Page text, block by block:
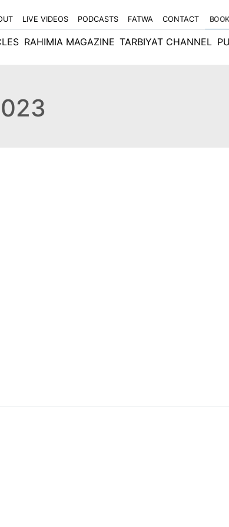
LIVE VIDEOS PODCASTS FATWA CONTACT
RAHIMIA MAGAZINE TARBIYAT CHANNEL